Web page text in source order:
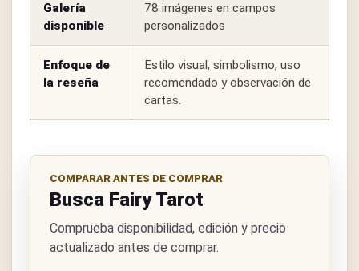
Galería
disponible
78 imágenes en campos
personalizados
Enfoque de
la reseña
Estilo visual, simbolismo, uso
recomendado y observación de
cartas.
COMPARAR ANTES DE COMPRAR
Busca Fairy Tarot
Comprueba disponibilidad, edición y precio
actualizado antes de comprar.